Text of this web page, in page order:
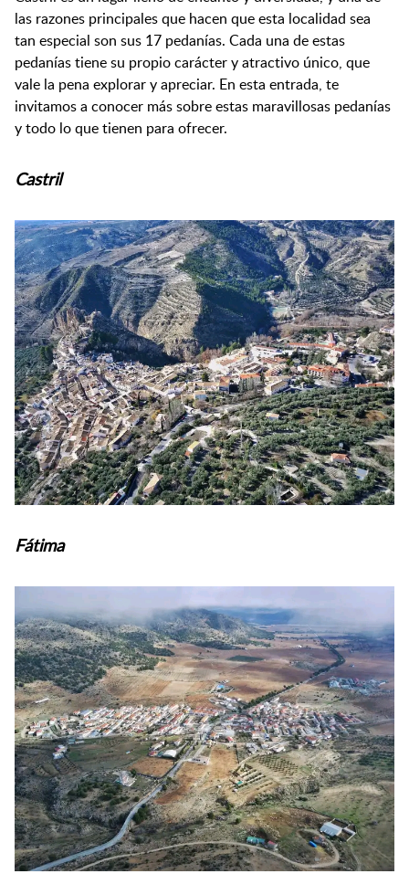
las razones principales que hacen que esta localidad sea
tan especial son sus 17 pedanías. Cada una de estas
pedanías tiene su propio carácter y atractivo único, que
vale la pena explorar y apreciar. En esta entrada, te
invitamos a conocer más sobre estas maravillosas pedanías
y todo lo que tienen para ofrecer.
Castril
Fátima